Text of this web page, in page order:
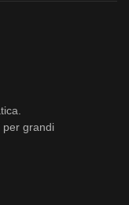
per grandi